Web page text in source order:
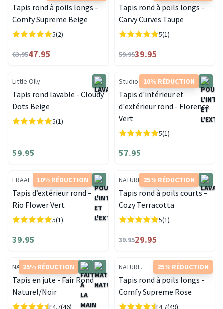
Tapis rond à poils longs –
Comfy Supreme Beige
5(2)
63.9547.95
Tapis rond à poils longs -
Carvy Curves Taupe
5(1)
59.9539.95
Little Olly
Tapis rond lavable - Cloudy
Dots Beige
5(1)
59.95
10% RÉDUCTION
Studio Clarice
Tapis d'intérieur et
d'extérieur rond - Florence
Vert
5(1)
57.95
10% RÉDUCTION
FRAAI
Tapis d’extérieur rond –
Rio Flower Vert
5(1)
39.95
25% RÉDUCTION
NATURL.
Tapis rond à poils courts –
Cozy Terracotta
5(1)
39.9529.95
25% RÉDUCTION
NATURL.
Tapis en jute - Fair Rond
Naturel/Noir
4.7(46)
25% RÉDUCTION
NATURL.
Tapis rond à poils longs -
Comfy Supreme Rose
4.7(49)